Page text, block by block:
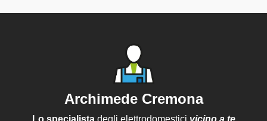
Archimede Cremona